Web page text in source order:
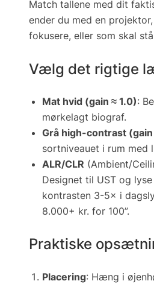
Match tallene med dit
ender du med en
fokusere, eller som skal
Vælg det rigtige
Mat hvid (gain ≈ 1.0):
mørkelagt biograf.
Grå high-contrast
sortniveauet i rum med
ALR/CLR (Ambient/
Designet til UST og
kontrasten 3-5× i
8.000+ kr. for 100”.
Praktiske
Placering: Hæng i